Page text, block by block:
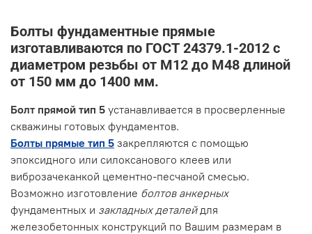
Болты фундаментные прямые
изготавливаются по ГОСТ 24379.1-2012 с
диаметром резьбы от М12 до М48 длиной
от 150 мм до 1400 мм.
Болт прямой тип 5 устанавливается в просверленные
скважины готовых фундаментов.
Болты прямые тип 5 закрепляются с помощью
эпоксидного или силоксанового клеев или
виброзачеканкой цементно-песчаной смесью.
Возможно изготовление болтов анкерных
фундаментных и закладных деталейдля
железобетонных конструкций по Вашим размерам в